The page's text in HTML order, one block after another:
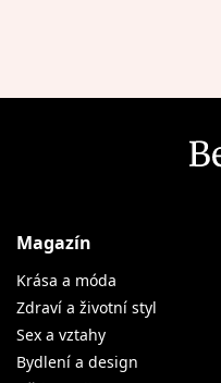
Magazín
Krása a móda
Zdraví a životní styl
Sex a vztahy
Bydlení a design